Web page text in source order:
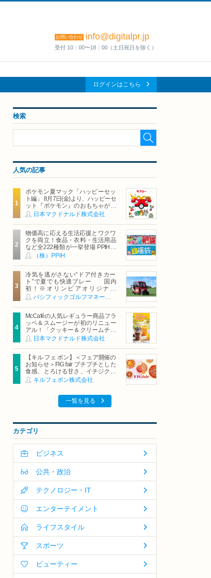
お問い合わせ info@digitalpr.jp
受付 10：00〜18：00（土日祝日を除く）
ログインはこちら
検索
人気の記事
ポケモン夏マック「ハッピーセッ
ト編」 8月7日(金)より、ハッピーセ
ット『ポケモン』のおもちゃが期
間限定登場
日本マクドナルド株式会社
物価高に応える生活応援とワクワ
クを両立！食品・衣料・生活用品
など全222種類が一挙登場 PPIHグ
ループ「夏福袋」＆セール 8月6日
(木)より順次スタート
（株）PPIH
冷気を逃がさない“ドア付きカー
ト”で夏でも快適プレー 国内
初！※オリンピアオリジナル
「AirCon Cart（エアコンカー
ト）」導入 | ＰＧＭ
McCaféの人気レギュラー商品フラ
ッペ＆スムージーが初のリニュー
アル！「クッキー＆クリームチョ
コフラッペ」「マンゴースムージ
ー」8月5日（水）から販売開始
日本マクドナルド株式会社
【キル フェ ボン】＜フェア開催の
お知らせ＞FIG fair プチプチとした
食感、とろける甘さ、イチジクの
魅力をたっぷりと。新作を含め、
イチジク尽くしの全4種が登場8月
キルフェボン株式会社
一覧を見る
カテゴリ
ビジネス
公共・政治
テクノロジー・IT
エンターテイメント
ライフスタイル
スポーツ
ビューティー